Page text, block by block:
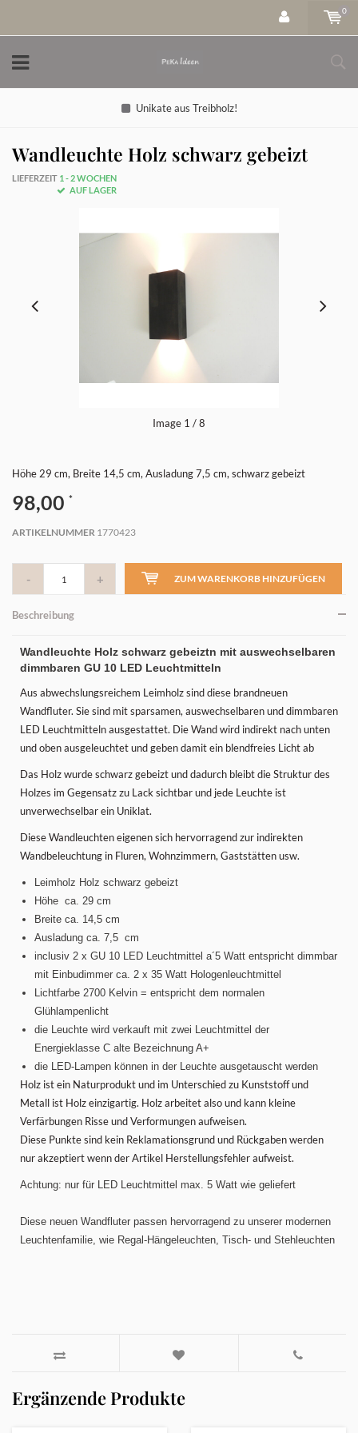
0
Unikate aus Treibholz!
Wandleuchte Holz schwarz gebeizt
LIEFERZEIT 1 - 2 WOCHEN
AUF LAGER
Image 1 / 8
Höhe 29 cm, Breite 14,5 cm, Ausladung 7,5 cm, schwarz gebeizt
98,00 *
ARTIKELNUMMER 1770423
- + ZUM WARENKORB HINZUFÜGEN
Beschreibung
Wandleuchte Holz schwarz gebeiztn mit auswechselbaren
dimmbaren GU 10 LED Leuchtmitteln
Aus abwechslungsreichem Leimholz sind diese brandneuen
Wandfluter. Sie sind mit sparsamen, auswechselbaren und dimmbaren
LED Leuchtmitteln ausgestattet. Die Wand wird indirekt nach unten
und oben ausgeleuchtet und geben damit ein blendfreies Licht ab
Das Holz wurde schwarz gebeizt und dadurch bleibt die Struktur des
Holzes im Gegensatz zu Lack sichtbar und jede Leuchte ist
unverwechselbar ein Uniklat.
Diese Wandleuchten eigenen sich hervorragend zur indirekten
Wandbeleuchtung in Fluren, Wohnzimmern, Gaststätten usw.
Leimholz Holz schwarz gebeizt
Höhe ca. 29 cm
Breite ca. 14,5 cm
Ausladung ca. 7,5 cm
inclusiv 2 x GU 10 LED Leuchtmittel a´5 Watt entspricht dimmbar
mit Einbudimmer ca. 2 x 35 Watt Hologenleuchtmittel
Lichtfarbe 2700 Kelvin = entspricht dem normalen
Glühlampenlicht
die Leuchte wird verkauft mit zwei Leuchtmittel der
Energieklasse C alte Bezeichnung A+
die LED-Lampen können in der Leuchte ausgetauscht werden
Holz ist ein Naturprodukt und im Unterschied zu Kunststoff und
Metall ist Holz einzigartig. Holz arbeitet also und kann kleine
Verfärbungen Risse und Verformungen aufweisen.
Diese Punkte sind kein Reklamationsgrund und Rückgaben werden
nur akzeptiert wenn der Artikel Herstellungsfehler aufweist.
Achtung: nur für LED Leuchtmittel max. 5 Watt wie geliefert
Diese neuen Wandfluter passen hervorragend zu unserer modernen
Leuchtenfamilie, wie Regal-Hängeleuchten, Tisch- und Stehleuchten
Ergänzende Produkte